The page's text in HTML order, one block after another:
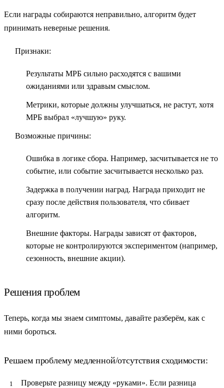
Если награды собираются неправильно, алгоритм будет
принимать неверные решения.
Признаки:
Результаты МРБ сильно расходятся с вашими
ожиданиями или здравым смыслом.
Метрики, которые должны улучшаться, не растут, хотя
МРБ выбрал «лучшую» руку.
Возможные причины:
Ошибка в логике сбора. Например, засчитывается не то
событие, или событие засчитывается несколько раз.
Задержка в получении наград. Награда приходит не
сразу после действия пользователя, что сбивает
алгоритм.
Внешние факторы. Награды зависят от факторов,
которые не контролируются экспериментом (например,
сезонность, внешние акции).
Решения проблем
Теперь, когда мы знаем симптомы, давайте разберём, как с
ними бороться.
Решаем проблему медленной/отсутствия сходимости:
Проверьте разницу между «руками». Если разница